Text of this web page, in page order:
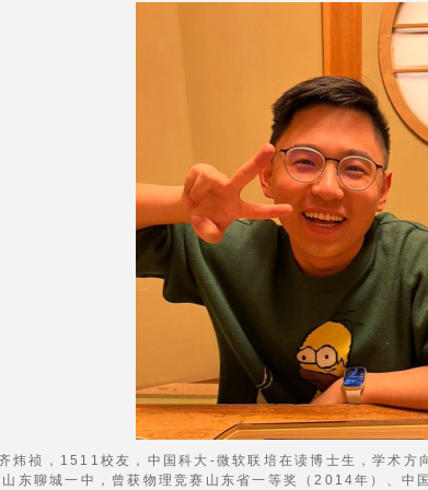
炜祯，1511校友，中国科大-微软联培在读博士生，学术方
山东聊城一中，曾获物理竞赛山东省一等奖（2014年）、中